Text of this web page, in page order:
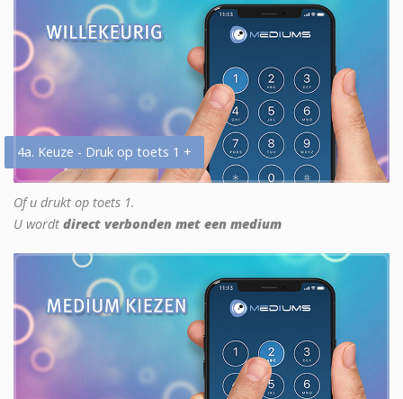
4a. Keuze - Druk op toets 1 +
Of u drukt op toets 1.
U wordt direct verbonden met een medium